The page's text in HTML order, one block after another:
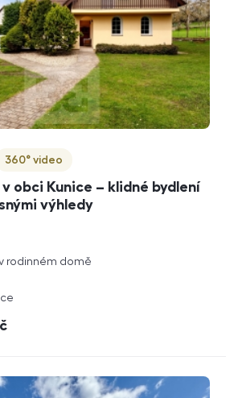
v obci Kunice – klidné bydlení
výhledy
360° video
rodinném domě